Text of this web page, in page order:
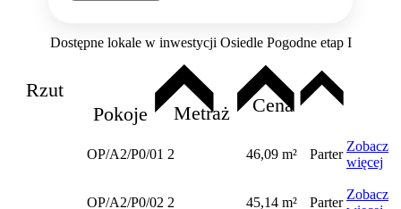
Dostępne lokale w inwestycji Osiedle Pogodne etap I
Rzut
Pokoje
Metraż Cena
OP/A2/P0/01 2 46,09 m² Parter
Zobacz
więcej
OP/A2/P0/02 2 45,14 m² Parter
Zobacz